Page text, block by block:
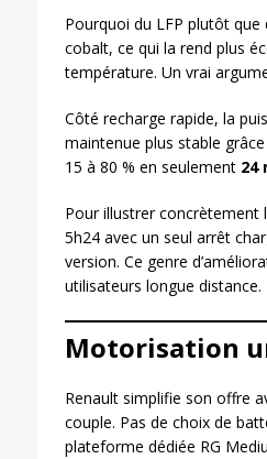
Pourquoi du LFP plutôt
cobalt, ce qui la rend plus
température. Un vrai
Côté recharge rapide, la
maintenue plus stable
15 à 80 % en seulement 24
Pour illustrer concrètement
5h24 avec un seul arrêt
version. Ce genre
utilisateurs longue distance.
Motorisation
Renault simplifie son offre
couple. Pas de choix de
plateforme dédiée RG